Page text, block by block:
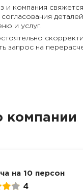
и компания
деталей
и услуг.
запрос на
компании
на 10 персон
4